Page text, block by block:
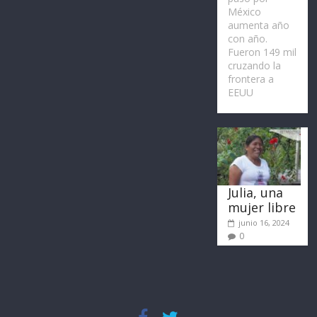
México
aumenta año
con año.
Fueron 149 mil
cruzando la
frontera a
EEUU
Julia, una
mujer libre
junio 16, 2024
0